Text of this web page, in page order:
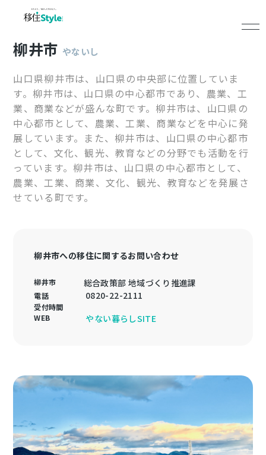
柳井市 やないし
山口県柳井市は、山口県の中央部に位置していま
す。柳井市は、山口県の中心都市であり、農業、工
業、商業などが盛んな町です。柳井市は、山口県の
中心都市として、農業、工業、商業などを中心に発
展しています。また、柳井市は、山口県の中心都市
として、文化、観光、教育などの分野でも活動を行
っています。柳井市は、山口県の中心都市として、
農業、工業、商業、文化、観光、教育などを発展さ
せている町です。
柳井市への移住に関するお問い合わせ
柳井市 総合政策部 地域づくり推進課
電話 0820-22-2111
受付時間
WEB
やない暮らしSITE